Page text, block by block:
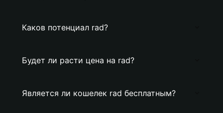
Каков потенциал rad?
Будет ли расти цена на rad?
Является ли кошелек rad бесплатным?